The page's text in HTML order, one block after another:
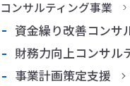
コンサルティング事業
資金繰り改善コンサ
財務力向上コンサル
事業計画策定支援